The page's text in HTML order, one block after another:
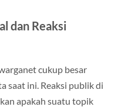
dan Reaksi
cukup besar
saat ini. Reaksi publik di
apakah suatu topik